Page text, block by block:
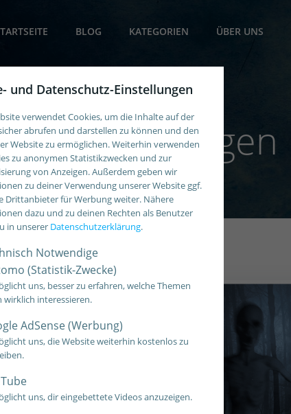
BLOG KATEGORIEN ÜBER UNS
Empfehlungen
und Datenschutz-Einstellungen
verwendet Cookies, um die Inhalte auf der
abrufen und darstellen zu können und den
Website zu ermöglichen. Weiterhin verwenden
zu anonymen Statistikzwecken und zur
von Anzeigen. Außerdem geben wir
zu deiner Verwendung unserer Website ggf.
Drittanbieter für Werbung weiter. Nähere
dazu und zu deinen Rechten als Benutzer
in unserer Datenschutzerklärung.
Notwendige
(Statistik-Zwecke)
uns, besser zu erfahren, welche Themen
wirklich interessieren.
AdSense (Werbung)
uns, die Website weiterhin kostenlos zu
uns, dir eingebettete Videos anzuzeigen.